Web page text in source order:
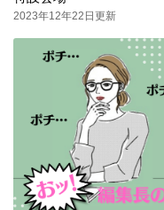
2023年12年22日更新